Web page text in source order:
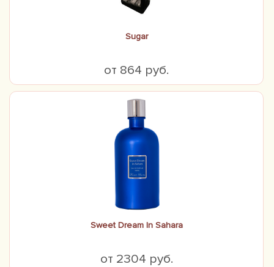
Sugar
от 864 руб.
Sweet Dream In Sahara
от 2304 руб.